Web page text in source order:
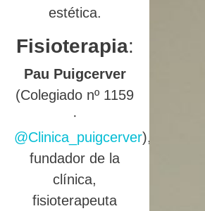
estética.
Fisioterapia:
Pau Puigcerver
(Colegiado nº 1159
·
@Clinica_puigcerver),
fundador de la
clínica,
fisioterapeuta